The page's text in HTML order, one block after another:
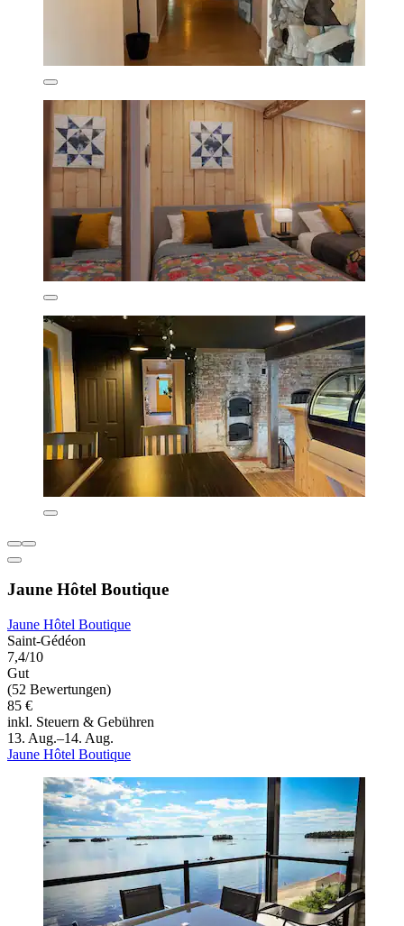
Jaune Hôtel Boutique
Jaune Hôtel Boutique
Saint-Gédéon
7,4/10
Gut
(52 Bewertungen)
85 €
inkl. Steuern & Gebühren
13. Aug.–14. Aug.
Jaune Hôtel Boutique